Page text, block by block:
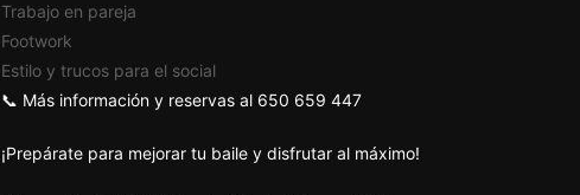
Trabajo en pareja
Footwork
Estilo y trucos para el social
📞 Más información y reservas al 650 659 447
¡Prepárate para mejorar tu baile y disfrutar al máximo!